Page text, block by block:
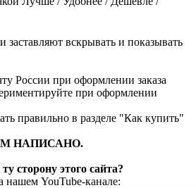
вскрывать и показывать
России при оформлении заказа
при оформлении
правильно в разделе "Как купить"
НАПИСАНО.
сторону этого сайта?
YouTube-канале: